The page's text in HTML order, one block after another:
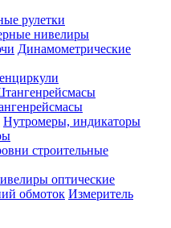
рулетки
нивелиры
Динамометрические
Нутромеры, индикаторы
строительные
оптические
Измеритель